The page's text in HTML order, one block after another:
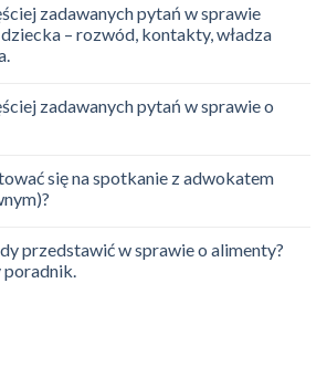
zadawanych pytań w sprawie
– rozwód, kontakty, władza
zadawanych pytań w sprawie o
się na spotkanie z adwokatem
przedstawić w sprawie o alimenty?